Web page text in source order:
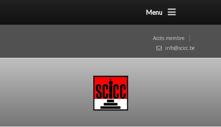
Menu
Accès membre
info@scicc.be